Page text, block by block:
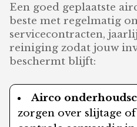
Een goed geplaatste
beste met regelmatig
servicecontracten,
reiniging zodat jouw
beschermt blijft:
Airco
zorgen over slijtage